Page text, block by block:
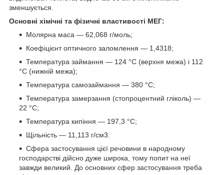
зменшується.
Основні хімічні та фізичні властивості МЕГ:
Молярна маса — 62,068 г/моль;
Коефіцієнт оптичного заломлення — 1,4318;
Температура займання — 124 °C (верхня межа) і 112
°C (нижній межа);
Температура самозаймання — 380 °C;
Температура замерзання (стопроцентний гліколь) —
22 °C;
Температура кипіння — 197,3 °С;
Щільність — 11,113 г/см3.
Сфера застосування цієї речовини в народному
господарстві дійсно дуже широка, тому попит на неї
завжди великий. До основних сфер застосування треба